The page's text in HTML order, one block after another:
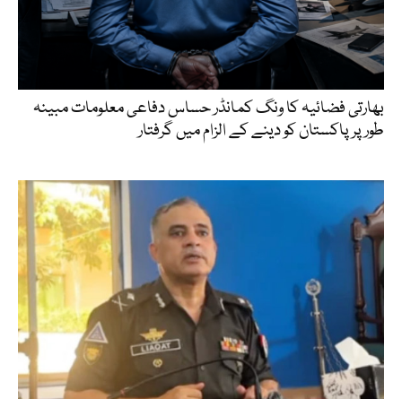
بھارتی فضائیہ کا ونگ کمانڈر حساس دفاعی معلومات مبینہ
طور پر پاکستان کو دینے کے الزام میں گرفتار